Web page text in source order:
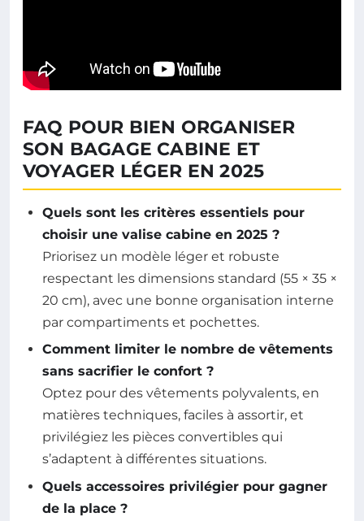
FAQ POUR BIEN ORGANISER
SON BAGAGE CABINE ET
VOYAGER LÉGER EN 2025
Quels sont les critères essentiels pour
choisir une valise cabine en 2025 ?
Priorisez un modèle léger et robuste
respectant les dimensions standard (55 × 35 ×
20 cm), avec une bonne organisation interne
par compartiments et pochettes.
Comment limiter le nombre de vêtements
sans sacrifier le confort ?
Optez pour des vêtements polyvalents, en
matières techniques, faciles à assortir, et
privilégiez les pièces convertibles qui
s’adaptent à différentes situations.
Quels accessoires privilégier pour gagner
de la place ?